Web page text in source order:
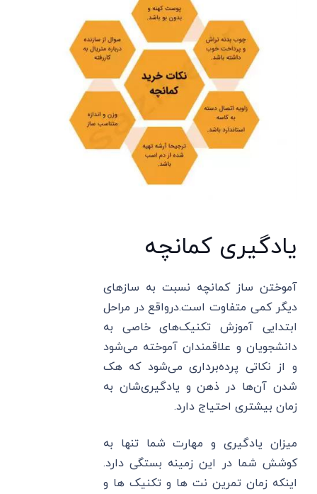
یادگیری کمانچه
آموختن ساز کمانچه نسبت به سازهای
دیگر کمی متفاوت است.درواقع در مراحل
ابتدایی آموزش تکنیک‌های خاصی به
دانشجویان و علاقمندان آموخته می‌شود
و از نکاتی پرده‌برداری می‌شود که هک
شدن آن‌ها در ذهن و یادگیری‌شان به
زمان بیشتری احتیاج دارد.
میزان یادگیری و مهارت شما تنها به
کوشش شما در این زمینه بستگی دارد.
اینکه زمان تمرین نت ها و تکنیک ها و